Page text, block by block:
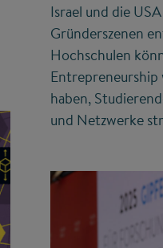
Israel und die
Gründerszenen
Hochschulen
Entrepreneurship
haben,
und Netzwerke